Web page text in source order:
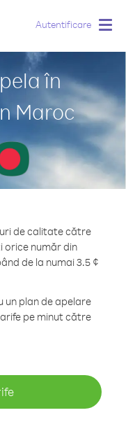
Autentificare
în
Maroc
de calitate către
orice număr din
de la numai 3.5 ¢
plan de apelare
pe minut către